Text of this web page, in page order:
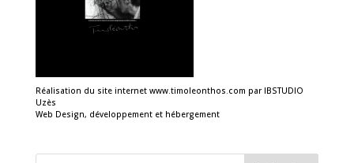
Réalisation du site internet www.timoleonthos.com par IBSTUDIO
Uzès
Web Design, développement et hébergement